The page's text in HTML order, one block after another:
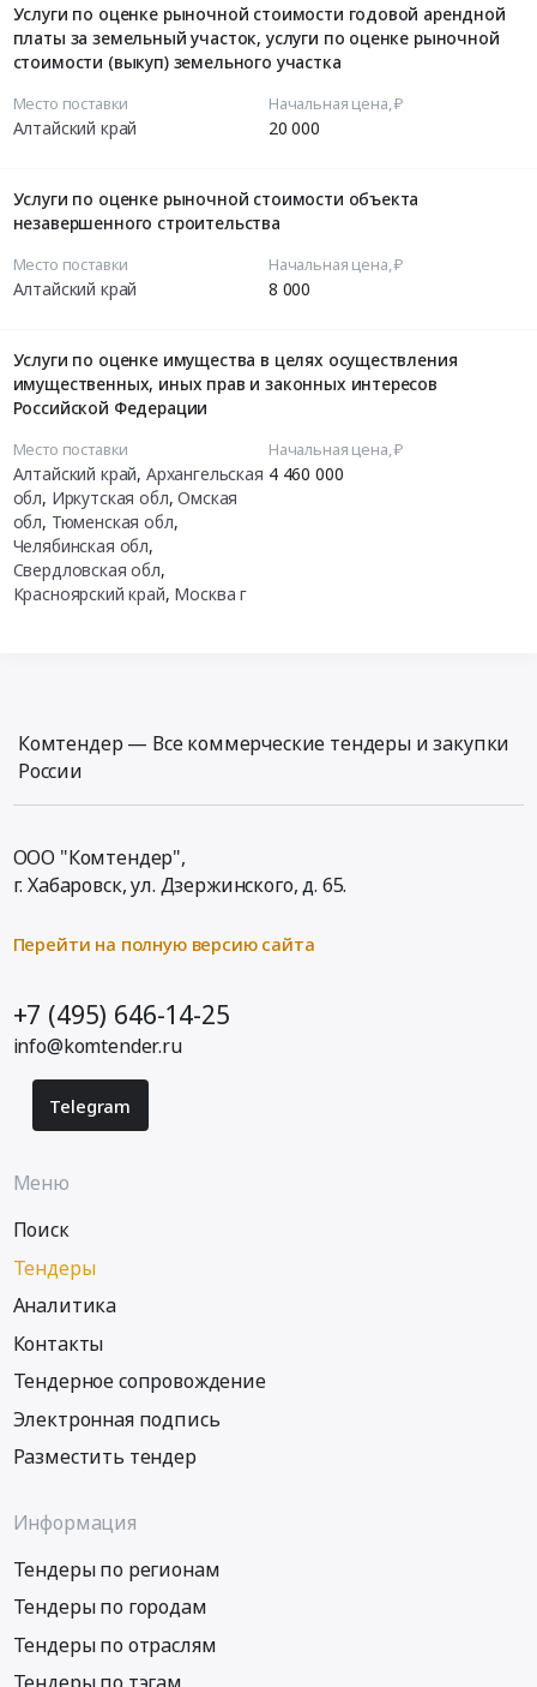
Услуги по оценке рыночной стоимости годовой арендной
платы за земельный участок, услуги по оценке рыночной
стоимости (выкуп) земельного участка
Место поставки
Алтайский край
Начальная цена, ₽
20 000
Услуги по оценке рыночной стоимости объекта
незавершенного строительства
Место поставки
Алтайский край
Начальная цена, ₽
8 000
Услуги по оценке имущества в целях осуществления
имущественных, иных прав и законных интересов
Российской Федерации
Место поставки
Алтайский край, Архангельская
обл, Иркутская обл,Омская
обл, Тюменская обл,
Челябинская обл,
Свердловская обл,
Красноярский край, Москва г
Начальная цена, ₽
4 460 000
Комтендер — Все коммерческие тендеры и закупки
России
ООО "Комтендер",
г. Хабаровск,ул. Дзержинского, д. 65.
Перейти на полную версию сайта
+7 (495) 646-14-25
info@komtender.ru
Telegram
Меню
Поиск
Тендеры
Аналитика
Контакты
Тендерное сопровождение
Электронная подпись
Разместить тендер
Информация
Тендеры по регионам
Тендеры по городам
Тендеры по отраслям